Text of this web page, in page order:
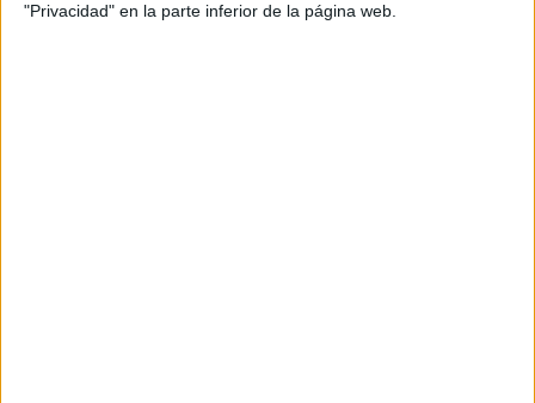
"Privacidad" en la parte inferior de la página web.